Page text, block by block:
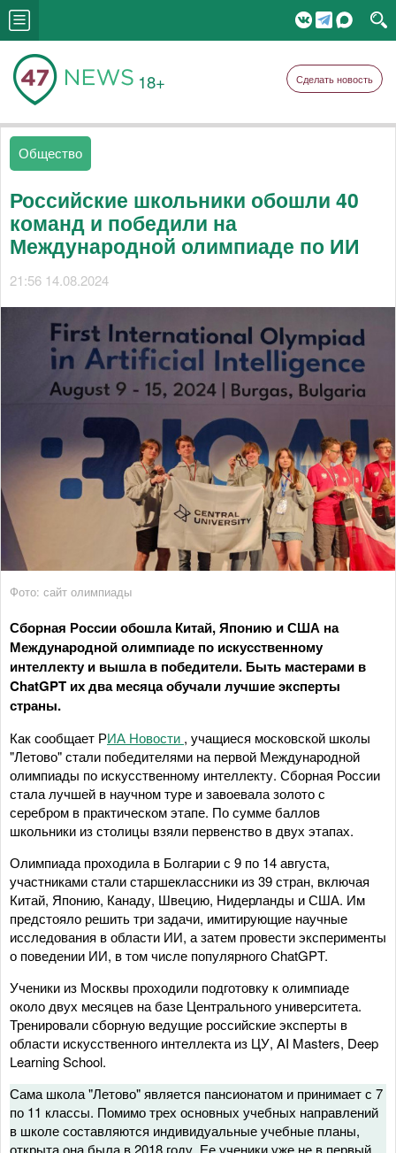
18+ Сделать новость
Общество
Российские школьники обошли 40
команд и победили на
Международной олимпиаде по ИИ
21:56 14.08.2024
Фото: сайт олимпиады
Сборная России обошла Китай, Японию и США на
Международной олимпиаде по искусственному
интеллекту и вышла в победители. Быть мастерами в
ChatGPT их два месяца обучали лучшие эксперты
страны.
Как сообщает РИА Новости , учащиеся московской школы
"Летово" стали победителями на первой Международной
олимпиады по искусственному интеллекту. Сборная России
стала лучшей в научном туре и завоевала золото с
серебром в практическом этапе. По сумме баллов
школьники из столицы взяли первенство в двух этапах.
Олимпиада проходила в Болгарии с 9 по 14 августа,
участниками стали старшеклассники из 39 стран, включая
Китай, Японию, Канаду, Швецию, Нидерланды и США. Им
предстояло решить три задачи, имитирующие научные
исследования в области ИИ, а затем провести эксперименты
о поведении ИИ, в том числе популярного ChatGPT.
Ученики из Москвы проходили подготовку к олимпиаде
около двух месяцев на базе Центрального университета.
Тренировали сборную ведущие российские эксперты в
области искусственного интеллекта из ЦУ, AI Masters, Deep
Learning School.
Сама школа "Летово" является пансионатом и принимает с 7
по 11 классы. Помимо трех основных учебных направлений
в школе составляются индивидуальные учебные планы,
открыта она была в 2018 году. Ее ученики уже не в первый